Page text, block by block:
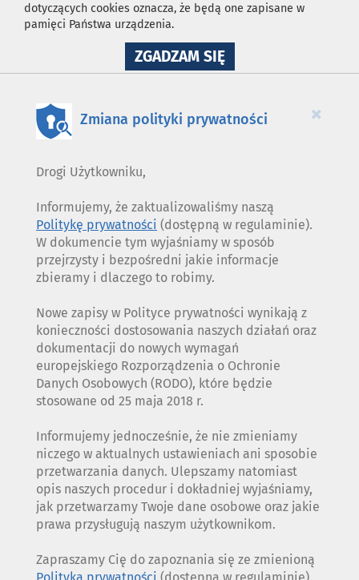
dotyczących cookies oznacza, że będą one zapisane w
pamięci Państwa urządzenia.
ZGADZAM SIĘNA
WYKORZYSTANIE
×
Zmiana polityki prywatności
Drogi Użytkowniku,
Informujemy, że zaktualizowaliśmy naszą
Politykę prywatności (dostępną w regulaminie).
W dokumencie tym wyjaśniamy w sposób
przejrzysty i bezpośredni jakie informacje
zbieramy i dlaczego to robimy.
Nowe zapisy w Polityce prywatności wynikają z
konieczności dostosowania naszych działań oraz
dokumentacji do nowych wymagań
europejskiego Rozporządzenia o Ochronie
Danych Osobowych (RODO), które będzie
stosowane od 25 maja 2018 r.
Informujemy jednocześnie, że nie zmieniamy
niczego w aktualnych ustawieniach ani sposobie
przetwarzania danych. Ulepszamy natomiast
opis naszych procedur i dokładniej wyjaśniamy,
jak przetwarzamy Twoje dane osobowe oraz jakie
prawa przysługują naszym użytkownikom.
Zapraszamy Cię do zapoznania się ze zmienioną
Polityką prywatności (dostępną w regulaminie).